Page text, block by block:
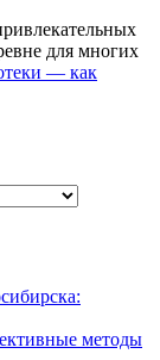
для многих
— как
методы